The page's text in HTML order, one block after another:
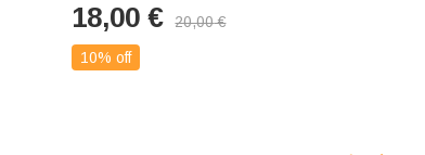
18,00 € 20,00€
10% off